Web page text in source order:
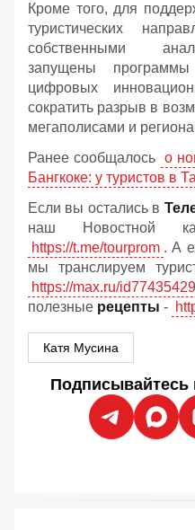
Кроме того, для
туристических
собственными
запущены
цифровых
сократить разрыв в
мегаполисами и
Ранее сообщалось о
Бангкоке: у туристов в
Если вы остались в
наш Новостной
https://t.me/tourprom . А
мы транслируем
https://max.ru/
полезные рецепты -
Катя Мусина
Подписывайтесь